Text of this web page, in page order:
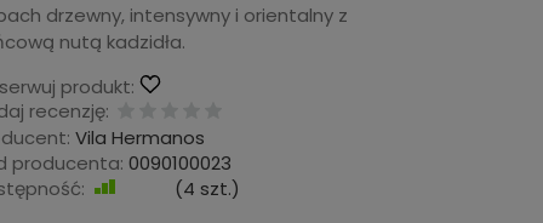
drzewny, intensywny i orientalny z
nutą kadzidła.
produkt:
recenzję:
Vila Hermanos
producenta: 0090100023
(4 szt.)